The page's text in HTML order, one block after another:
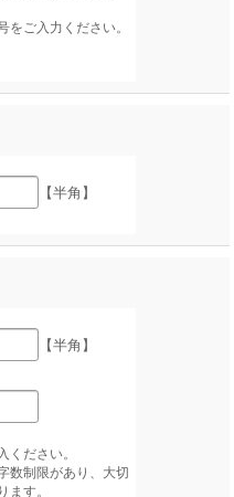
をご入力ください。
【半角】
【半角】
ください。
数制限があり、大切
ます。